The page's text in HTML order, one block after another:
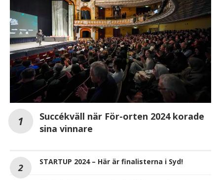
Succékväll när För-orten 2024 korade
sina vinnare
STARTUP 2024 – Här är finalisterna i Syd!